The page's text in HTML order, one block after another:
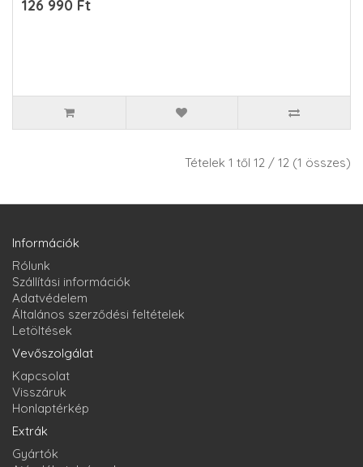
126 990 Ft
Tételek 1 től 12 / 12 (1 összes)
Információk
Rólunk
Szállítási információk
Adatvédelem
Általános szerződési feltételek
Letöltések
Vevőszolgálat
Kapcsolat
Visszáruk
Honlaptérkép
Extrák
Gyártók